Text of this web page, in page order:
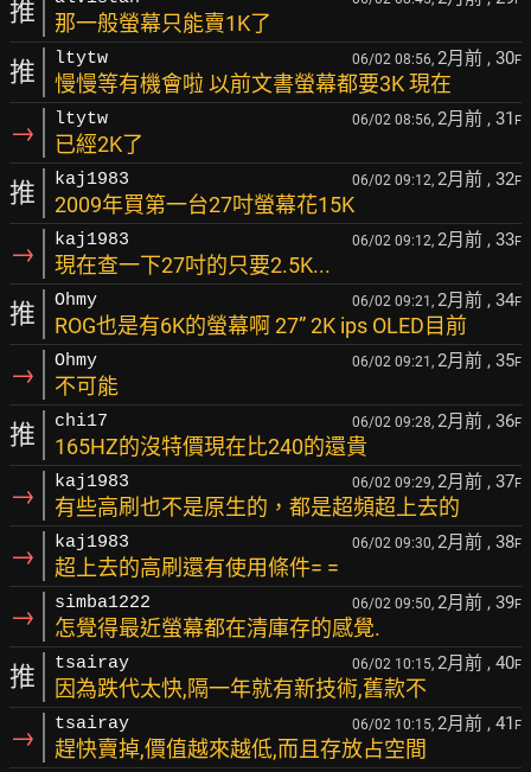
推 那一般螢幕只能賣1K了
推 ltytw 06/02 08:56, 2月前 , 30F
慢慢等有機會啦 以前文書螢幕都要3K 現在
→ ltytw 06/02 08:56, 2月前 , 31 F
已經2K了
推 kaj1983 06/02 09:12, 2月前 , 32F
2009年買第一台27吋螢幕花15K
→ kaj1983 06/02 09:12, 2月前 , 33F
現在查一下27吋的只要2.5K...
推 Ohmy 06/02 09:21, 2月前 , 34F
ROG也是有6K的螢幕啊 27” 2K ips OLED目前
→ Ohmy 06/02 09:21, 2月前 , 35F
不可能
推 chi17 06/02 09:28, 2月前 , 36F
165HZ的沒特價現在比240的還貴
→ kaj1983 06/02 09:29, 2月前 , 37F
有些高刷也不是原生的，都是超頻超上去的
→ kaj1983 06/02 09:30, 2月前 , 38F
超上去的高刷還有使用條件= =
→ simba1222 06/02 09:50, 2月前 , 39F
怎覺得最近螢幕都在清庫存的感覺.
推 tsairay 06/02 10:15, 2月前 , 40F
因為跌代太快,隔一年就有新技術,舊款不
→ tsairay 06/02 10:15, 2月前 , 41 F
趕快賣掉,價值越來越低,而且存放占空間